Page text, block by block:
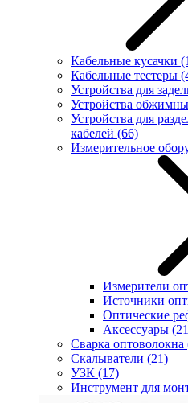
Кабельные кусачки
Кабельные тестеры
Устройства для
Устройства
Устройства для
кабелей (66)
Измерительное
Измерители
Источники
Оптические
Аксессуары
Сварка оптоволокна
Скалыватели (21)
УЗК (17)
Инструмент для